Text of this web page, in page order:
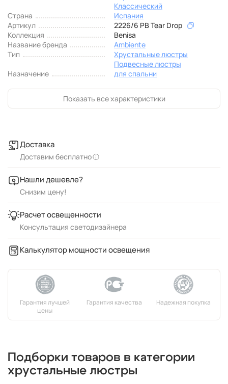
Классический
Страна
Испания
Артикул
2226/6 PB Tear Drop
Коллекция
Benisa
Название бренда
Ambiente
Тип
Хрустальные люстры
Подвесные люстры
Назначение
для спальни
Показать все характеристики
Доставка
Доставим бесплатно
Нашли дешевле?
Снизим цену!
Расчет освещенности
Консультация светодизайнера
Калькулятор мощности освещения
Подборки товаров в категории
хрустальные люстры